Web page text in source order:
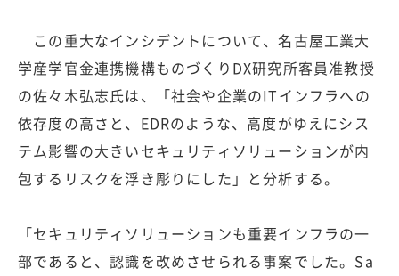
この重大なインシデントについて、名古屋工業大
学産学官金連携機構ものづくりDX研究所客員准教授
の佐々木弘志氏は、「社会や企業のITインフラへの
依存度の高さと、EDRのような、高度がゆえにシス
テム影響の大きいセキュリティソリューションが内
包するリスクを浮き彫りにした」と分析する。
「セキュリティソリューションも重要インフラの一
部であると、認識を改めさせられる事案でした。Sa